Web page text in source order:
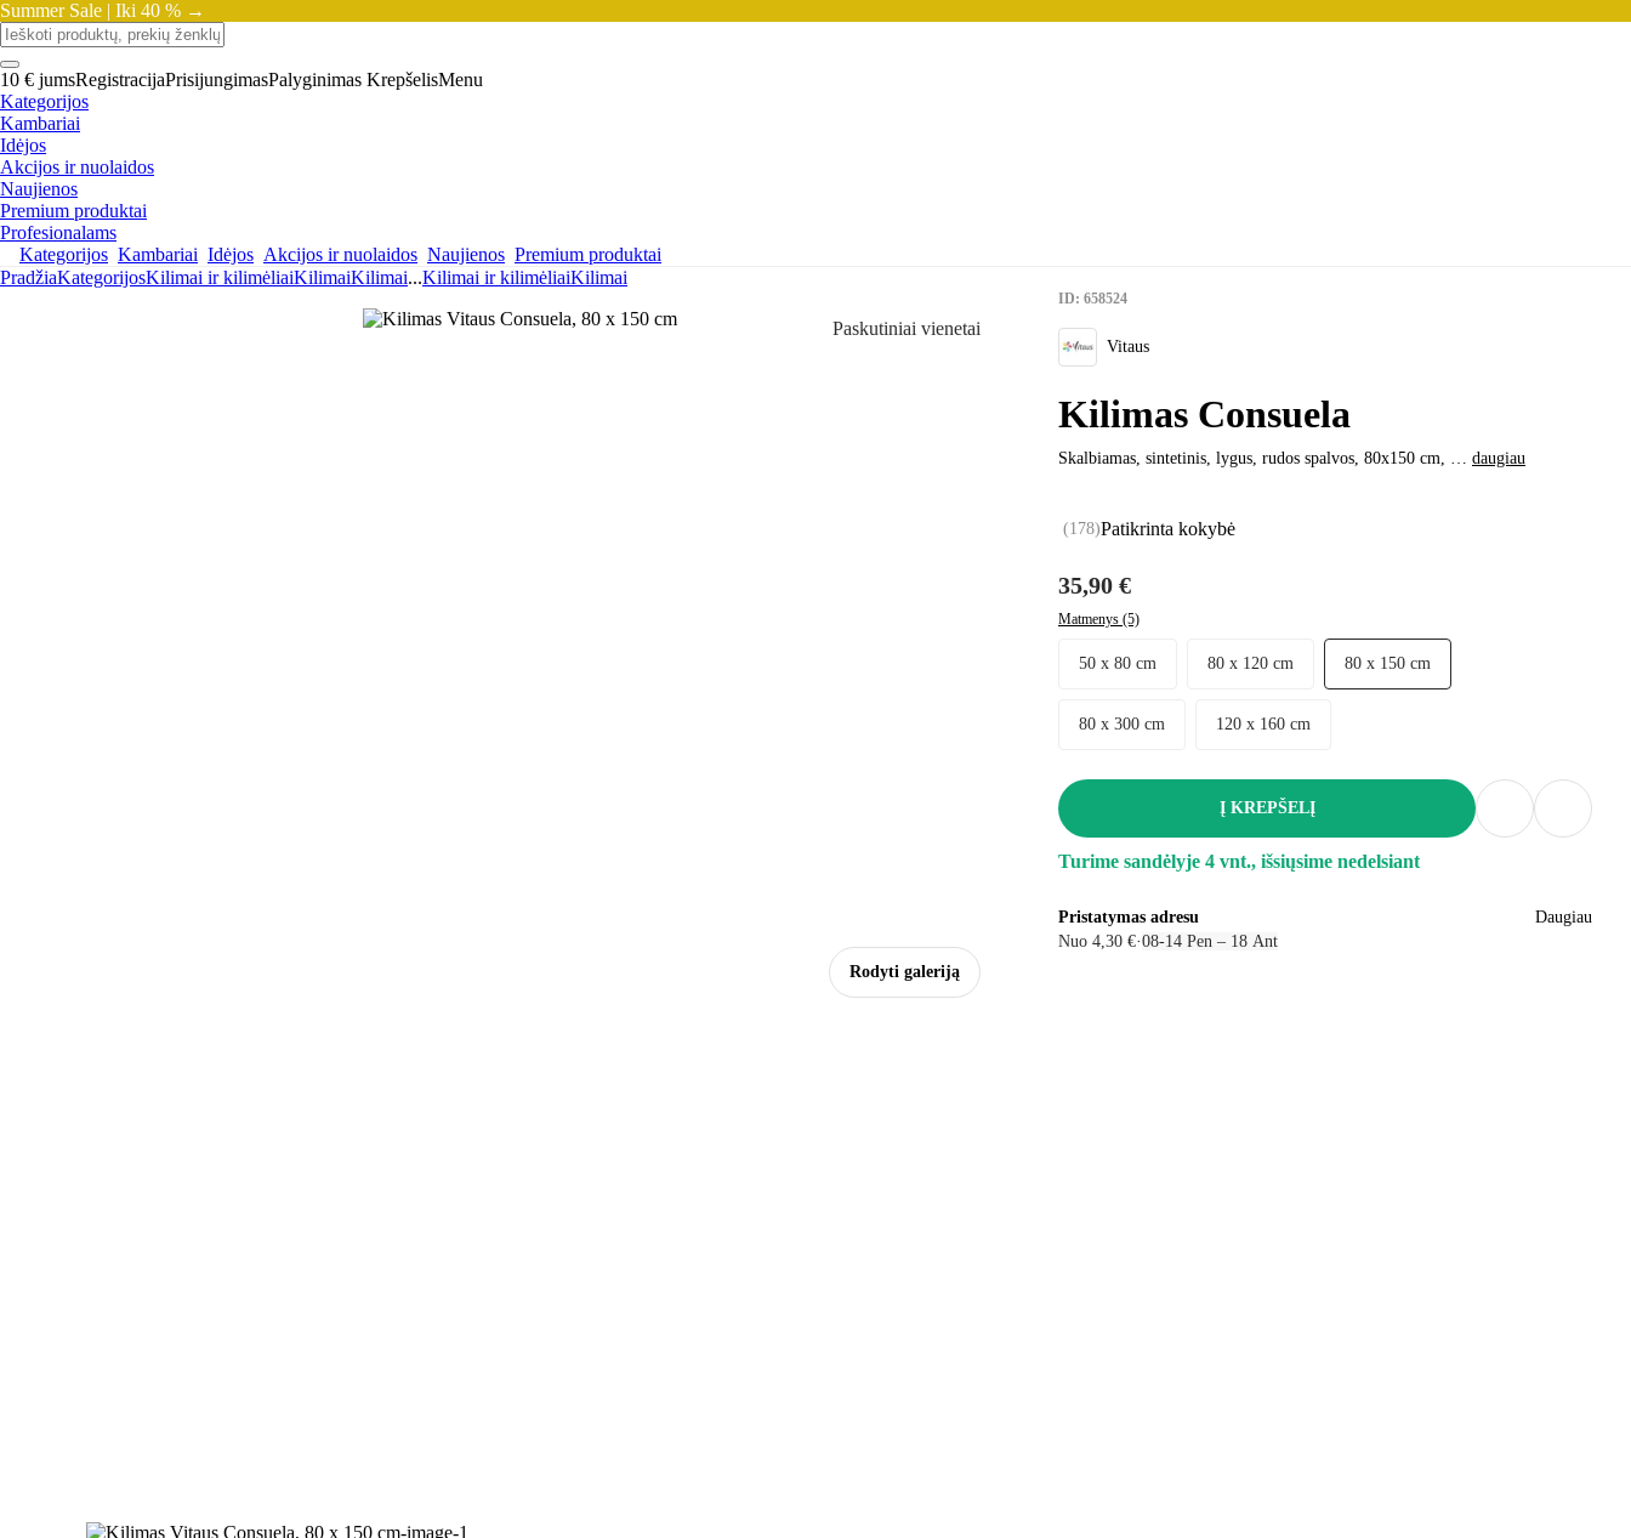
Summer Sale | Iki 40 % →
10 € jumsRegistracijaPrisijungimasPalyginimas KrepšelisMenu
Kategorijos
Kambariai
Idėjos
Akcijos ir nuolaidos
Naujienos
Premium produktai
Profesionalams
Kategorijos Kambariai Idėjos Akcijos ir nuolaidos Naujienos Premium produktai
PradžiaKategorijosKilimai ir kilimėliaiKilimaiKilimai...Kilimai ir kilimėliaiKilimai
Rodyti galeriją
Paskutiniai vienetai
ID: 658524
Vitaus
Kilimas Consuela
Skalbiamas, sintetinis, lygus, rudos spalvos, 80x150 cm, … daugiau
(178)Patikrinta kokybė
35,90 €
Matmenys (5)
50 x 80 cm 80 x 120 cm 80 x 150 cm
80 x 300 cm 120 x 160 cm
Į KREPŠELĮ
Turime sandėlyje 4 vnt., išsiųsime nedelsiant
Pristatymas adresu
Nuo 4,30 €·08‑14 Pen – 18 Ant
Daugiau